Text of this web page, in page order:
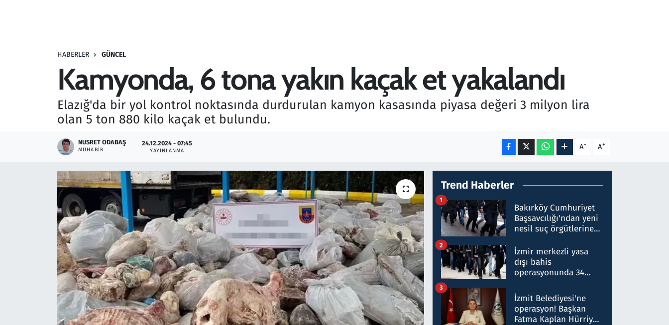
HABERLER GÜNCEL
Kamyonda, 6 tona yakın kaçak et yakalandı
Elazığ'da bir yol kontrol noktasında durdurulan kamyon kasasında piyasa değeri 3 milyon lira
olan 5 ton 880 kilo kaçak et bulundu.
NUSRET ODABAŞ
MUHABIR
24.12.2024 - 07:45
YAYINLANMA A- A+
Trend Haberler
Bakırköy Cumhuriyet
Başsavcılığı'ndan yeni
nesil suç örgütlerine
hakkında gözaltı kararı
1
İzmir merkezli yasa
dışı bahis
operasyonunda 34
Milyar liralık para
trafiği tespit edildi
2
İzmit Belediyesi'ne
operasyon! Başkan
Fatma Kaplan Hürriyet
3
Savunma Sanayi
Seçim 2023
Teknoloji ve Bilim
Televizyon